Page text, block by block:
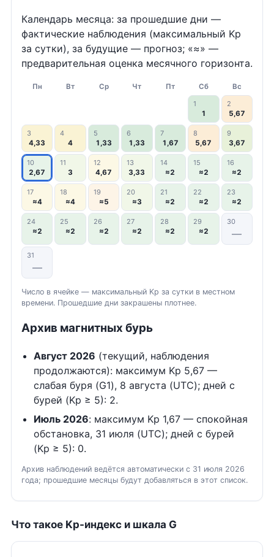
Календарь месяца: за прошедшие дни —
фактические наблюдения (максимальный Kp
за сутки), за будущие — прогноз; «≈» —
предварительная оценка месячного горизонта.
Пн Вт Ср Чт Пт Сб
Вс
1
1
2
5,67
3
4,33
4
4
5
1,33
6
1,33
7
1,67
8
5,67
9
3,67
10
2,67
11
3
12
4,67
13
3,33
14
≈2
15
≈2
16
≈2
17
≈4
18
≈4
19
≈5
20
≈3
21
≈2
22
≈2
23
≈2
24
≈2
25
≈2
26
≈2
27
≈2
28
≈2
29
≈2
30
—
31
—
Число в ячейке — максимальный Kp за сутки в местном
времени. Прошедшие дни закрашены плотнее.
Архив магнитных бурь
Август 2026 (текущий, наблюдения
продолжаются): максимум Kp 5,67 —
слабая буря (G1), 8 августа (UTC); дней с
бурей (Kp ≥ 5): 2.
Июль 2026: максимум Kp 1,67 — спокойная
обстановка, 31 июля (UTC); дней с бурей
(Kp ≥ 5): 0.
Архив наблюдений ведётся автоматически с 31 июля 2026
года; прошедшие месяцы будут добавляться в этот список.
Что такое Kp-индекс и шкала G